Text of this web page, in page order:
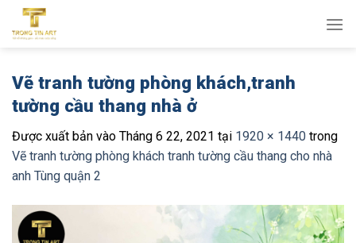
qua
Vẽ tranh tường phòng khách,tranh
tường cầu thang nhà ở
Được xuất bản vào Tháng 6 22, 2021 tại 1920 × 1440 trong
Vẽ tranh tường phòng khách tranh tường cầu thang cho nhà
anh Tùng quận 2